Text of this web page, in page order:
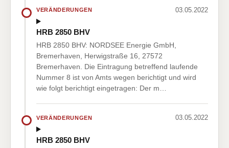
VERÄNDERUNGEN 03.05.2022
HRB 2850 BHV
HRB 2850 BHV: NORDSEE Energie GmbH,
Bremerhaven, Herwigstraße 16, 27572
Bremerhaven. Die Eintragung betreffend laufende
Nummer 8 ist von Amts wegen berichtigt und wird
wie folgt berichtigt eingetragen: Der m…
VERÄNDERUNGEN 03.05.2022
HRB 2850 BHV